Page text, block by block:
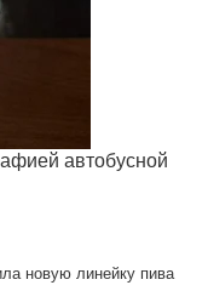
автобусной
новую линейку пива